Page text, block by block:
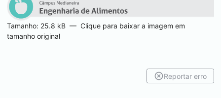
Tamanho: 25.8 kB — Clique para baixar a imagem em
tamanho original
Reportar erro